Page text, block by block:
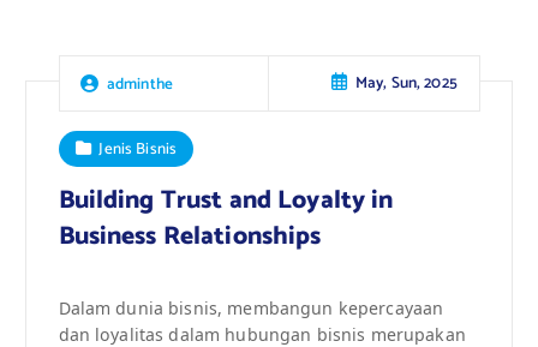
adminthe May, Sun, 2025
Jenis Bisnis
Building Trust and Loyalty in
Business Relationships
Dalam dunia bisnis, membangun kepercayaan
dan loyalitas dalam hubungan bisnis merupakan